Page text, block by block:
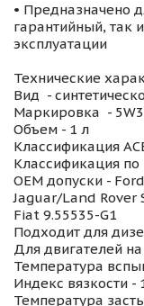
• Предназначено
гарантийный, так
эксплуатации
Технические
Вид -
Маркировка -
Объем - 1 л
Классификация
Классификация по
OEM допуски -
Jaguar/Land Rover
Fiat 9.55535-G1
Подходит для
Для двигателей на
Температура
Индекс вязкости -
Температура